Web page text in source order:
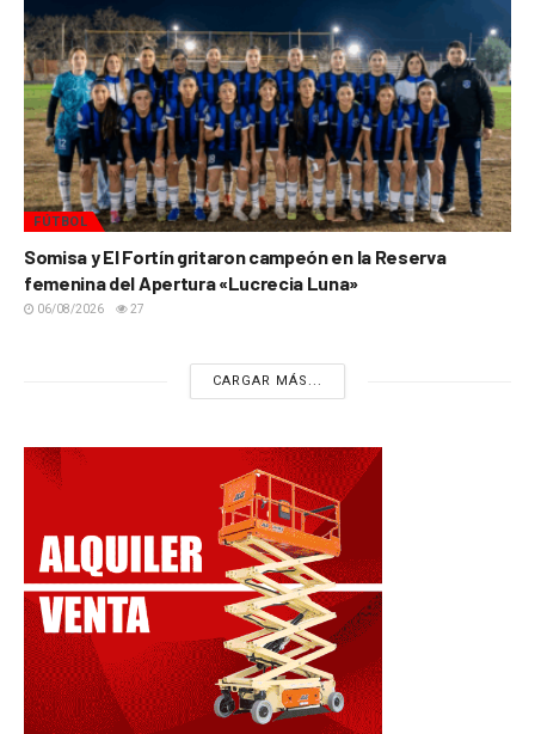
FÚTBOL
Somisa y El Fortín gritaron campeón en la Reserva
femenina del Apertura «Lucrecia Luna»
06/08/2026 27
CARGAR MÁS...